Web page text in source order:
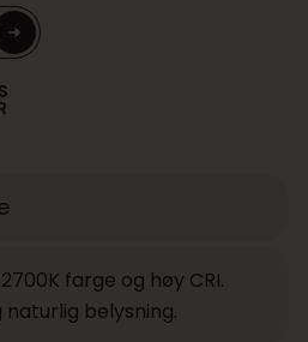
farge og høy CRI.
belysning.